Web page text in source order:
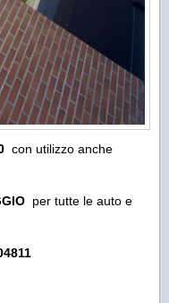
con utilizzo anche
per tutte le auto e